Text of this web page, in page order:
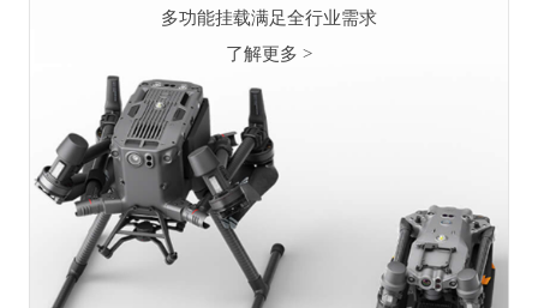
多功能挂载满足全行业需求
了解更多 >